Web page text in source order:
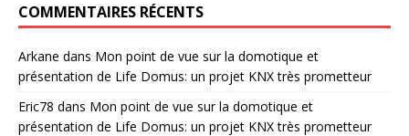
COMMENTAIRES RÉCENTS
Arkane dans Mon point de vue sur la domotique et
présentation de Life Domus: un projet KNX très prometteur
Eric78 dans Mon point de vue sur la domotique et
présentation de Life Domus: un projet KNX très prometteur